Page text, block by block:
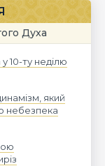
Духа
10-ту неділю
який
небезпека